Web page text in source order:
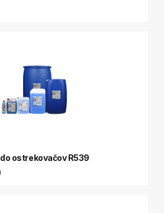
ostrekovačov R539